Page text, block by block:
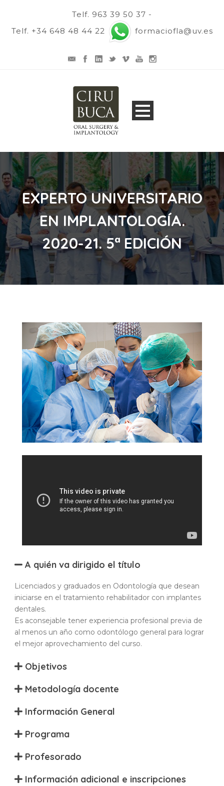
Telf. 963 39 50 37 -
Telf. +34 648 48 44 22
formaciofla@uv.es
EXPERTO UNIVERSITARIO
EN IMPLANTOLOGÍA.
2020-21. 5ª EDICIÓN
A quién va dirigido el título
Licenciados y graduados en Odontología que desean
iniciarse en el tratamiento rehabilitador con implantes
dentales.
Es aconsejable tener experiencia profesional previa de
al menos un año como odontólogo general para lograr
el mejor aprovechamiento del curso.
Objetivos
Metodología docente
Información General
Programa
Profesorado
Información adicional e inscripciones